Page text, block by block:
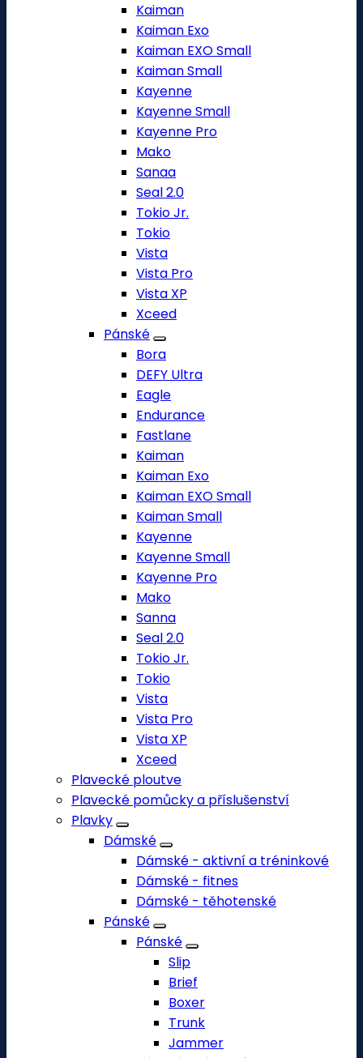
Kaiman
Kaiman Exo
Kaiman EXO Small
Kaiman Small
Kayenne
Kayenne Small
Kayenne Pro
Mako
Sanaa
Seal 2.0
Tokio Jr.
Tokio
Vista
Vista Pro
Vista XP
Xceed
Pánské
Bora
DEFY Ultra
Eagle
Endurance
Fastlane
Kaiman
Kaiman Exo
Kaiman EXO Small
Kaiman Small
Kayenne
Kayenne Small
Kayenne Pro
Mako
Sanna
Seal 2.0
Tokio Jr.
Tokio
Vista
Vista Pro
Vista XP
Xceed
Plavecké ploutve
Plavecké pomůcky a příslušenství
Plavky
Dámské
Dámské - aktivní a tréninkové
Dámské - fitnes
Dámské - těhotenské
Pánské
Pánské
Slip
Brief
Boxer
Trunk
Jammer